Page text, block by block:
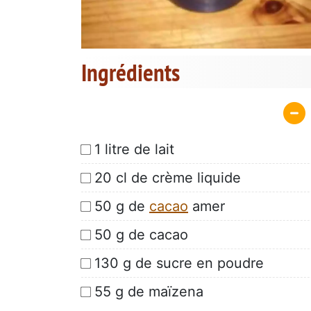
Ingrédients
1 litre de lait
20 cl de crème liquide
50 g de cacao amer
50 g de cacao
130 g de sucre en poudre
55 g de maïzena